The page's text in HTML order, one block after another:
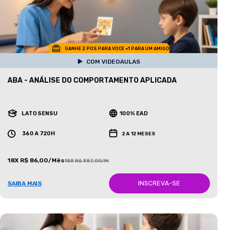
GANHE 2 POS PARA VOCE +1 PARA UM AMIGO
COM VIDEOAULAS
ABA - ANÁLISE DO COMPORTAMENTO APLICADA
LATO SENSU 100% EAD
360 A 720H 2 A 12 MESES
18X R$ 86,00/Mês18X R$ 387,00/Mês
SAIBA MAIS INSCREVA-SE